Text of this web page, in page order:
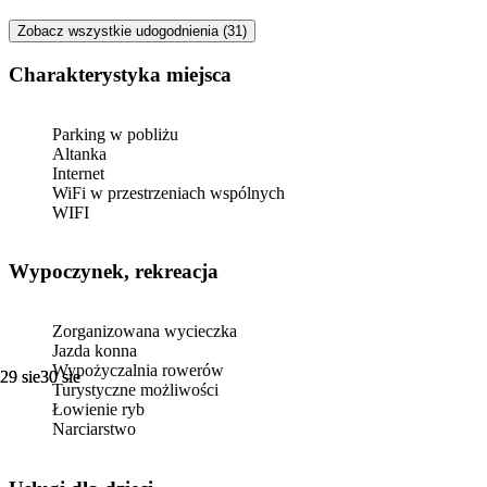
29 sie30 sie
29 sie30 sie
Zobacz wszystkie udogodnienia (31)
Charakterystyka miejsca
Parking w pobliżu
Altanka
Internet
WiFi w przestrzeniach wspólnych
WIFI
Wypoczynek, rekreacja
Zorganizowana wycieczka
Jazda konna
Wypożyczalnia rowerów
Turystyczne możliwości
Łowienie ryb
Narciarstwo